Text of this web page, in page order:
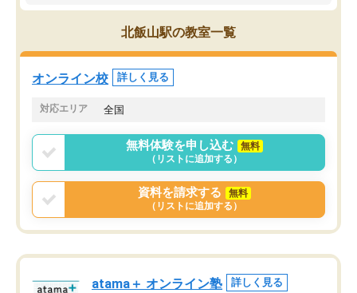
のも重宝しています。
北飯山駅の教室一覧
オンライン校 詳しく見る
対応エリア 全国
無料体験を申し込む
無料
（リストに追加する）
資料を請求する
無料
（リストに追加する）
atama＋ オンライン塾 詳しく見る